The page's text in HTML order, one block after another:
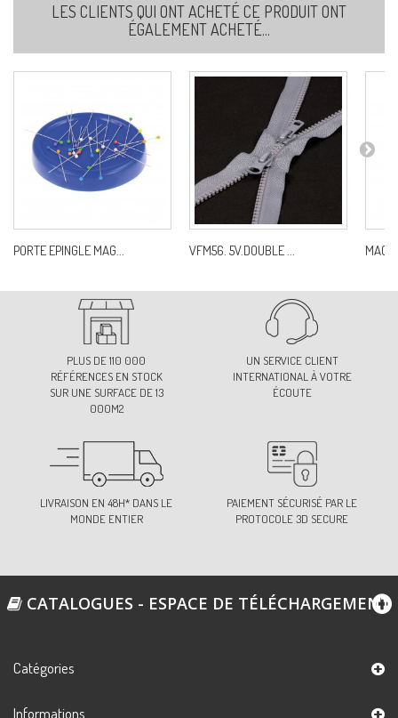
LES CLIENTS QUI ONT ACHETÉ CE PRODUIT ONT
ÉGALEMENT ACHETÉ...
PORTE EPINGLE MAG... VFM56. 5V.DOUBLE ...
PLUS DE 110 000
RÉFÉRENCES EN STOCK
SUR UNE SURFACE DE 13
000M2
UN SERVICE CLIENT
INTERNATIONAL À VOTRE
ÉCOUTE
LIVRAISON EN 48H* DANS LE
MONDE ENTIER
PAIEMENT SÉCURISÉ PAR LE
PROTOCOLE 3D SECURE
CATALOGUES - ESPACE DE TÉLÉCHARGEMENT
Catégories
Informations